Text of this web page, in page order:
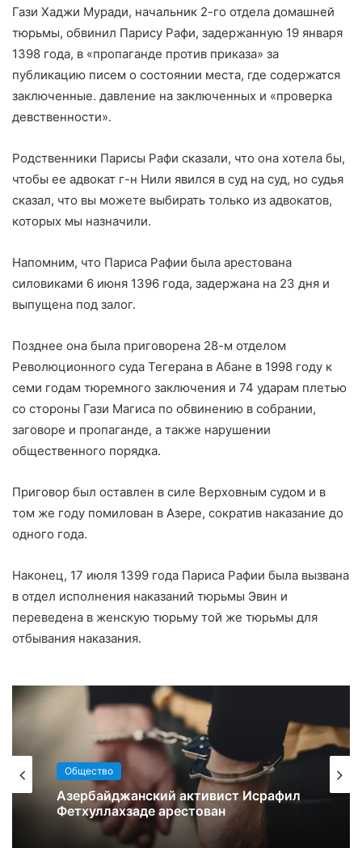
Гази Хаджи Муради, начальник 2-го отдела домашней
тюрьмы, обвинил Парису Рафи, задержанную 19 января
1398 года, в «пропаганде против приказа» за
публикацию писем о состоянии места, где содержатся
заключенные. давление на заключенных и «проверка
девственности».
Родственники Парисы Рафи сказали, что она хотела бы,
чтобы ее адвокат г-н Нили явился в суд на суд, но судья
сказал, что вы можете выбирать только из адвокатов,
которых мы назначили.
Напомним, что Париса Рафии была арестована
силовиками 6 июня 1396 года, задержана на 23 дня и
выпущена под залог.
Позднее она была приговорена 28-м отделом
Революционного суда Тегерана в Абане в 1998 году к
семи годам тюремного заключения и 74 ударам плетью
со стороны Гази Магиса по обвинению в собрании,
заговоре и пропаганде, а также нарушении
общественного порядка.
Приговор был оставлен в силе Верховным судом и в
том же году помилован в Азере, сократив наказание до
одного года.
Наконец, 17 июля 1399 года Париса Рафии была вызвана
в отдел исполнения наказаний тюрьмы Эвин и
переведена в женскую тюрьму той же тюрьмы для
отбывания наказания.
Общество
Азербайджанский активист Исрафил
Фетхуллахзаде арестован